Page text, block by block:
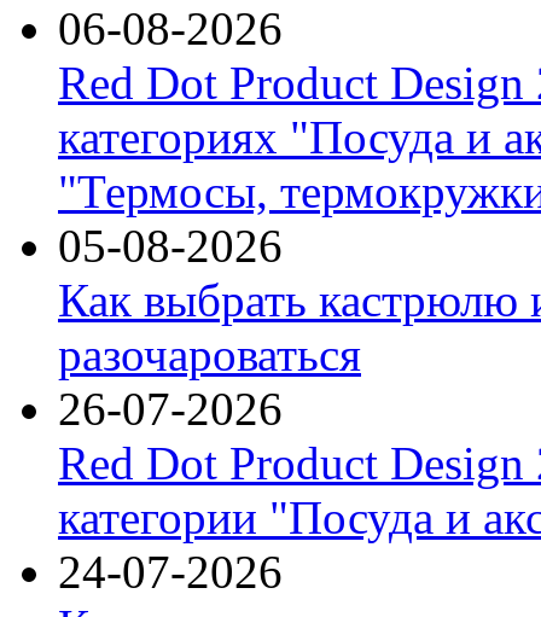
06-08-2026
Red Dot Product Design
категориях "Посуда и
"Термосы,
05-08-2026
Как выбрать кастрюлю
разочароваться
26-07-2026
Red Dot Product Design
категории "Посуда и
24-07-2026